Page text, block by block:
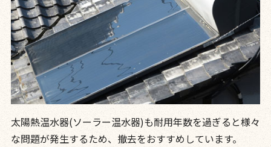
太陽熱温水器(ソーラー温水器)も耐用年数を過ぎると様々
な問題が発生するため、撤去をおすすめしています。